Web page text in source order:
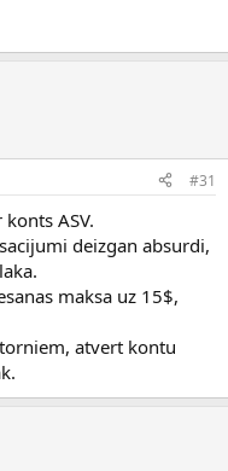
#31
ASV.
deizgan absurdi,
maksa uz 15$,
atvert kontu